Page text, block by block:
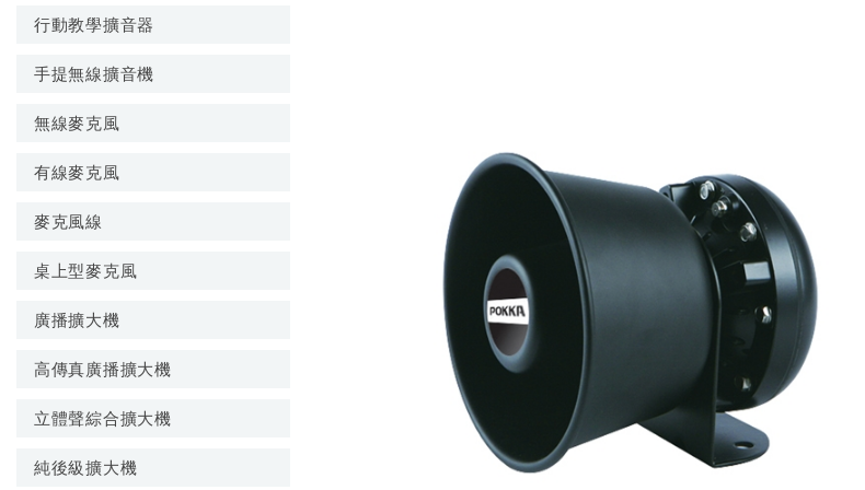
行動教學擴音器
手提無線擴音機
無線麥克風
有線麥克風
麥克風線
桌上型麥克風
廣播擴大機
高傳真廣播擴大機
立體聲綜合擴大機
純後級擴大機